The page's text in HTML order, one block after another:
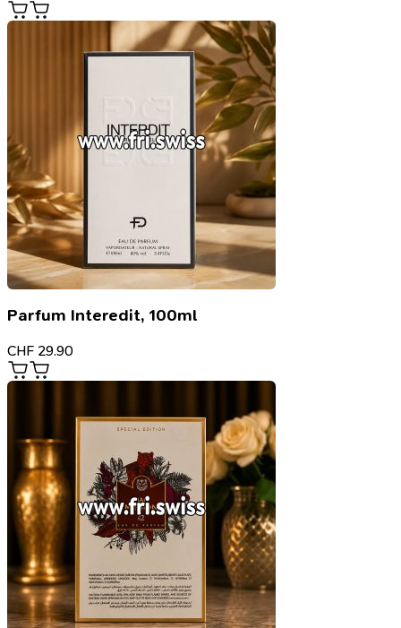
Parfum Interedit, 100ml
CHF 29.90